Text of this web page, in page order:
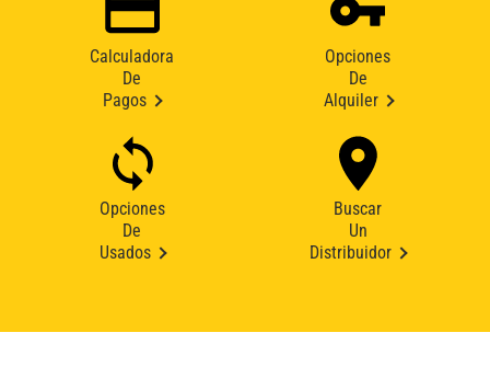
Calculadora
De
Pagos
Opciones
De
Alquiler
Opciones
De
Usados
Buscar
Un
Distribuidor